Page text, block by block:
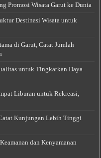
Promosi Wisata Garut ke Dunia
Destinasi Wisata untuk
di Garut, Catat Jumlah
untuk Tingkatkan Daya
Liburan untuk Rekreasi,
Kunjungan Lebih Tinggi
dan Kenyamanan